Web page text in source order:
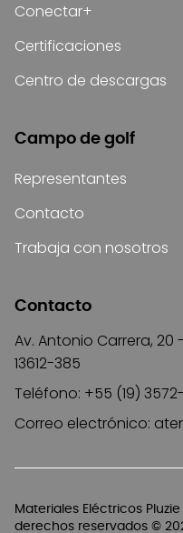
Materiales Eléctricos
derechos reservados ©
Conectar+
Certificaciones
Centro de descargas
Campo de golf
Representantes
Contacto
Trabaja con nosotros
Contacto
Av. Antonio Carrera, 20
13612-385
Teléfono: +55 (19)
Correo electrónico: